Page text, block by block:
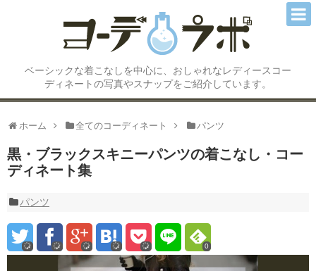
ベーシックな着こなしを中心に、おしゃれなレディースコー
ディネートの写真やスナップをご紹介しています。
ホーム 全てのコーディネート パンツ
黒・ブラックスキニーパンツの着こなし・コー
ディネート集
パンツ
0
コーディネートTOP
トップス
パンツ
ワンピース
オールインワン/サロペット
シューズ/ブーツ